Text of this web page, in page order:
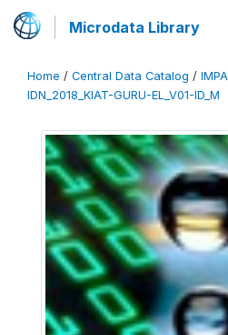
Microdata Library
Home / Central Data Catalog /
IDN_2018_KIAT-GURU-EL_V01-ID_M